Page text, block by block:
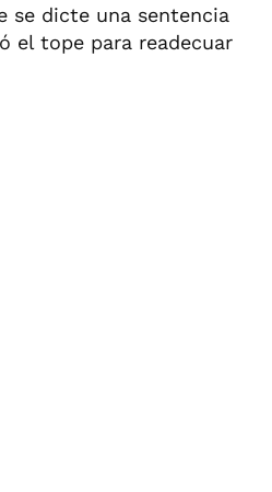
se dicte una sentencia
el tope para readecuar